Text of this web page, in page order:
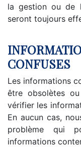
la gestion ou de
seront toujours
CONFUSES
Les informations
être obsolètes
vérifier les
En aucun cas,
problème qui
informations